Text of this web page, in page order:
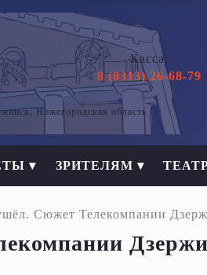
Касса:
8 (8313) 26-68-79
Нижегородская область
▾ ЗРИТЕЛЯМ ▾
Сюжет Телекомпании